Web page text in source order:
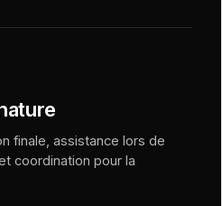
finale, assistance lors de
coordination pour la